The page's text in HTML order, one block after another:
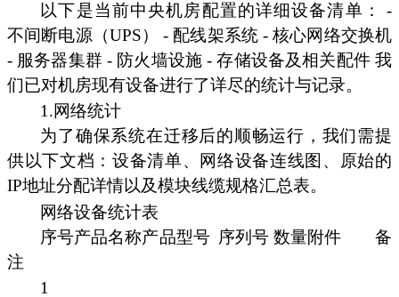
以下是当前中央机房配置的详细设备清单： -
不间断电源（UPS） - 配线架系统 - 核心网络交换机
- 服务器集群 - 防火墙设施 - 存储设备及相关配件 我
们已对机房现有设备进行了详尽的统计与记录。
1.网络统计
为了确保系统在迁移后的顺畅运行，我们需提
供以下文档：设备清单、网络设备连线图、原始的
IP地址分配详情以及模块线缆规格汇总表。
网络设备统计表
序号产品名称产品型号 序列号 数量附件
备
注
1